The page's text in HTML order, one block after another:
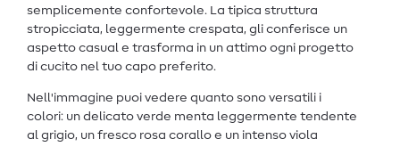
semplicemente confortevole. La tipica struttura
stropicciata, leggermente crespata, gli conferisce un
aspetto casual e trasforma in un attimo ogni progetto
di cucito nel tuo capo preferito.
Nell'immagine puoi vedere quanto sono versatili i
colori: un delicato verde menta leggermente tendente
al grigio, un fresco rosa corallo e un intenso viola